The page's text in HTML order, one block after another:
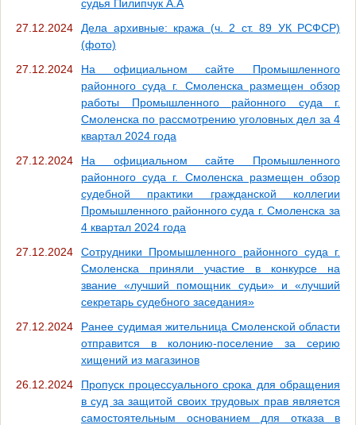
судья Пилипчук А.А
27.12.2024
Дела архивные: кража (ч. 2 ст. 89 УК РСФСР)
(фото)
27.12.2024
На официальном сайте Промышленного
районного суда г. Смоленска размещен обзор
работы Промышленного районного суда г.
Смоленска по рассмотрению уголовных дел за 4
квартал 2024 года
27.12.2024
На официальном сайте Промышленного
районного суда г. Смоленска размещен обзор
судебной практики гражданской коллегии
Промышленного районного суда г. Смоленска за
4 квартал 2024 года
27.12.2024
Сотрудники Промышленного районного суда г.
Смоленска приняли участие в конкурсе на
звание «лучший помощник судьи» и «лучший
секретарь судебного заседания»
27.12.2024
Ранее судимая жительница Смоленской области
отправится в колонию-поселение за серию
хищений из магазинов
26.12.2024
Пропуск процессуального срока для обращения
в суд за защитой своих трудовых прав является
самостоятельным основанием для отказа в